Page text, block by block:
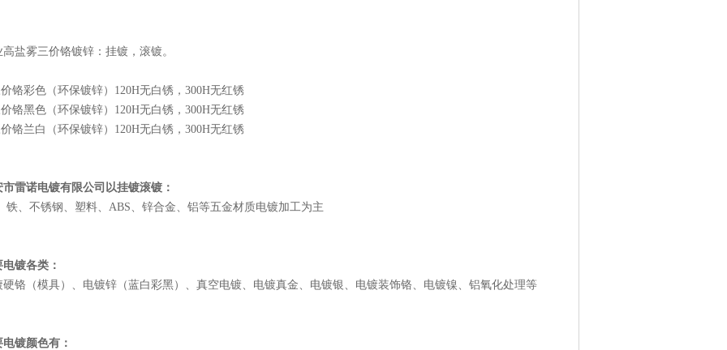
高盐雾三价铬镀锌 ：挂镀，滚镀。
铬彩色（环保镀锌）120H无白锈，300H无红锈
铬黑色（环保镀锌）120H无白锈，300H无红锈
铬兰白（环保镀锌）120H无白锈，300H无红锈
市雷诺电镀有限公司以挂镀滚镀：
铁、不锈钢、塑料、ABS、锌合金、铝等五金材质电镀加工为主
镀各类：
硬铬（模具）、电镀锌（蓝白彩黑）、真空电镀、电镀真金、电镀银、电镀装饰铬、电镀镍、铝氧化处理等
电镀颜色有：